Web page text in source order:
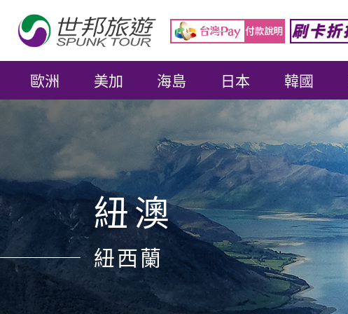
歐洲 美加 海島 日本 韓國
紐澳
紐西蘭